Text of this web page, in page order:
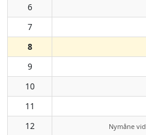
6
7
8
9
10
11
12
Nymåne